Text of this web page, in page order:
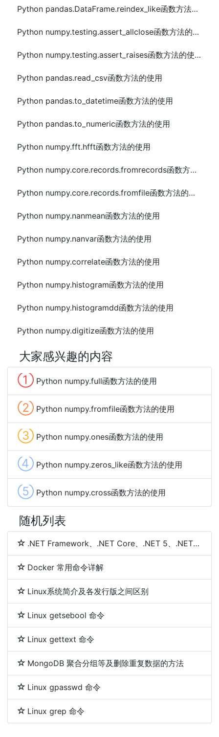
Python pandas.DataFrame.reindex_like函数方法的使用
Python numpy.testing.assert_allclose函数方法的使用
Python numpy.testing.assert_raises函数方法的使用
Python pandas.read_csv函数方法的使用
Python pandas.to_datetime函数方法的使用
Python pandas.to_numeric函数方法的使用
Python numpy.fft.hfft函数方法的使用
Python numpy.core.records.fromrecords函数方法的使用
Python numpy.core.records.fromfile函数方法的使用
Python numpy.nanmean函数方法的使用
Python numpy.nanvar函数方法的使用
Python numpy.correlate函数方法的使用
Python numpy.histogram函数方法的使用
Python numpy.histogramdd函数方法的使用
Python numpy.digitize函数方法的使用
大家感兴趣的内容
① Python numpy.full函数方法的使用
② Python numpy.fromfile函数方法的使用
③ Python numpy.ones函数方法的使用
④ Python numpy.zeros_like函数方法的使用
⑤ Python numpy.cross函数方法的使用
随机列表
.NET Framework、.NET Core、.NET 5、.NET 6和.NET 7 简介及区别
Docker 常用命令详解
Linux系统简介及各发行版之间区别
Linux getsebool 命令
Linux gettext 命令
MongoDB 聚合分组等及删除重复数据的方法
Linux gpasswd 命令
Linux grep 命令